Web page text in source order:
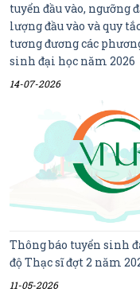
tuyển đầu vào, ngưỡng
lượng đầu vào và quy
tương đương các
sinh đại học năm 2026
14-07-2026
Thông báo tuyển sinh
độ Thạc sĩ đợt 2 năm
11-05-2026